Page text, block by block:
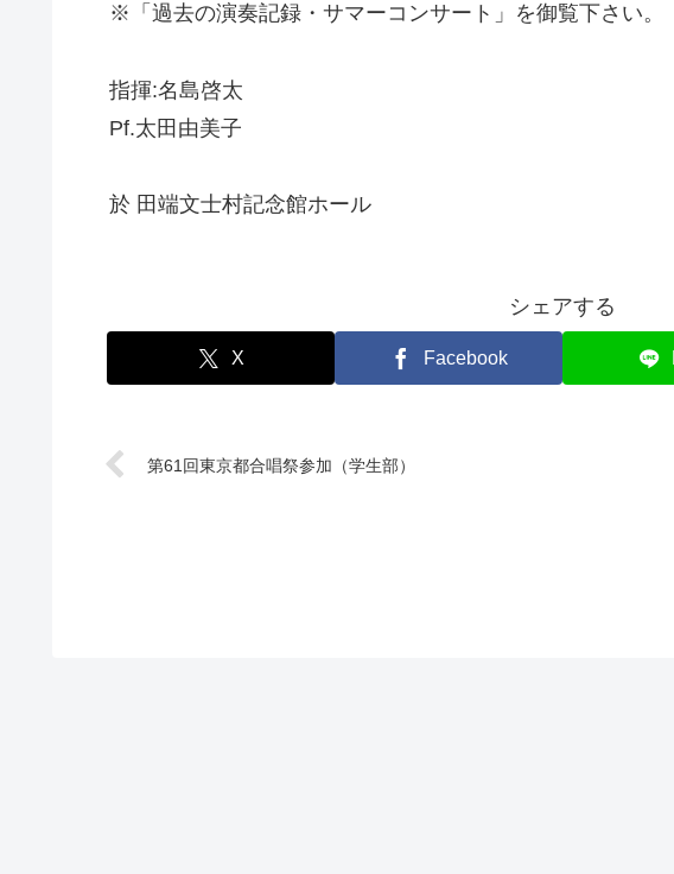
※「過去の演奏記録・サマーコンサート」を御覧下さい。
指揮:名島啓太
Pf.太田由美子
於 田端文士村記念館ホール
シェアする
X Facebook
第61回東京都合唱祭参加（学生部）